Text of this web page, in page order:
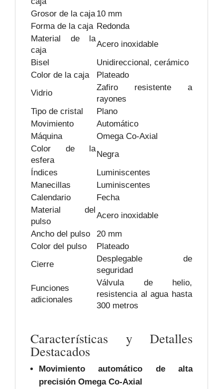
Grosor de la caja 10 mm
Forma de la caja Redonda
Material de la
caja
Acero inoxidable
Bisel
Unidireccional, cerámico
Color de la caja
Plateado
Vidrio
Zafiro resistente a
rayones
Tipo de cristal
Plano
Movimiento
Automático
Máquina
Omega Co-Axial
Color de la
esfera
Negra
Índices
Luminiscentes
Manecillas
Luminiscentes
Calendario
Fecha
Material del
pulso
Acero inoxidable
Ancho del pulso
20 mm
Color del pulso
Plateado
Cierre
Desplegable de
seguridad
Funciones
adicionales
Válvula de helio,
resistencia al agua hasta
300 metros
Características y Detalles
Destacados
Movimiento automático de alta
precisión Omega Co-Axial